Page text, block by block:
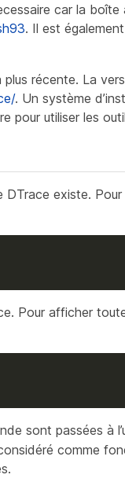
car la boîte
. Il est
récente. La
. Un système
pour utiliser les
DTrace existe.
Pour afficher
sont passées à
comme